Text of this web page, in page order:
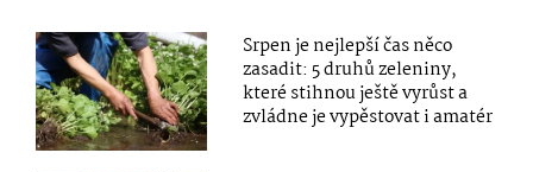
Srpen je nejlepší čas něco
zasadit: 5 druhů zeleniny,
které stihnou ještě vyrůst a
zvládne je vypěstovat i amatér